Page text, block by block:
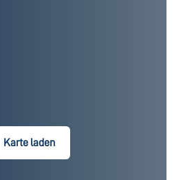
Karte laden